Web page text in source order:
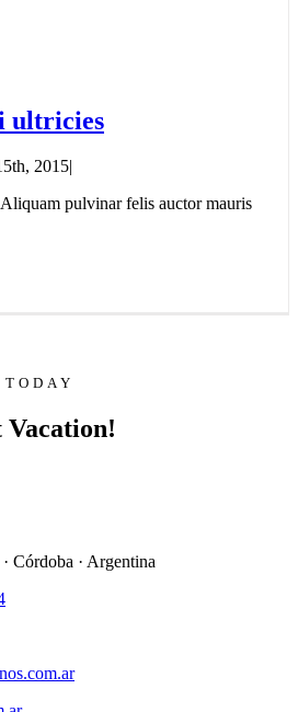
ultricies
2015|
pulvinar felis auctor mauris
Vacation!
Córdoba · Argentina